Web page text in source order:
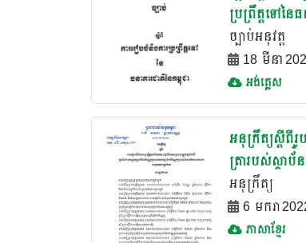
ប្រព្រឹត្តទៅនៃធ
កម្ពុជា(១៩៩៦)
ច្បាប់អនុវត្ត
18 មីនា
អង់គ្លេស
អនុក្រឹត្យស្តីពីរូ
ត្រារបស់ស្ថាប័ន
សម្អាតប្រាក់និង
ទានភេរវកម្ម
អនុក្រឹត្យ
6 មករា
ភាសាខ្មែរ